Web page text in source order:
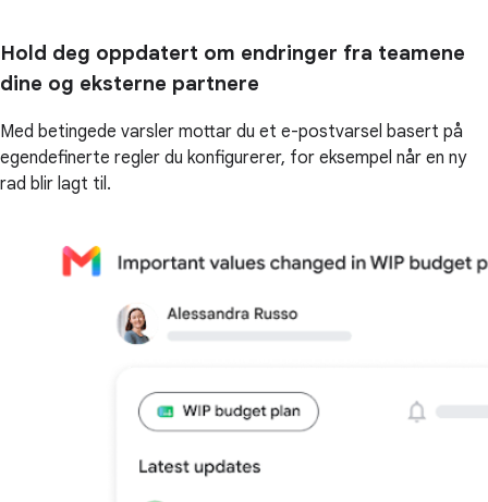
Hold deg oppdatert om endringer fra teamene
dine og eksterne partnere
Med betingede varsler mottar du et e-postvarsel basert på
egendefinerte regler du konfigurerer, for eksempel når en ny
rad blir lagt til.